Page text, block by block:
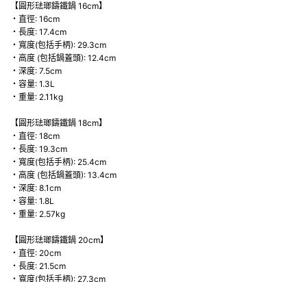
【圓形琺瑯鑄鐵鍋 16cm】
・直徑: 16cm
・長度: 17.4cm
・寬度(包括手柄): 29.3cm
・高度 (包括鍋蓋頭): 12.4cm
・深度: 7.5cm
・容量: 1.3L
・重量: 2.11kg
【圓形琺瑯鑄鐵鍋 18cm】
・直徑: 18cm
・長度: 19.3cm
・寬度(包括手柄): 25.4cm
・高度 (包括鍋蓋頭): 13.4cm
・深度: 8.1cm
・容量: 1.8L
・重量: 2.57kg
【圓形琺瑯鑄鐵鍋 20cm】
・直徑: 20cm
・長度: 21.5cm
・寬度(包括手柄): 27.3cm